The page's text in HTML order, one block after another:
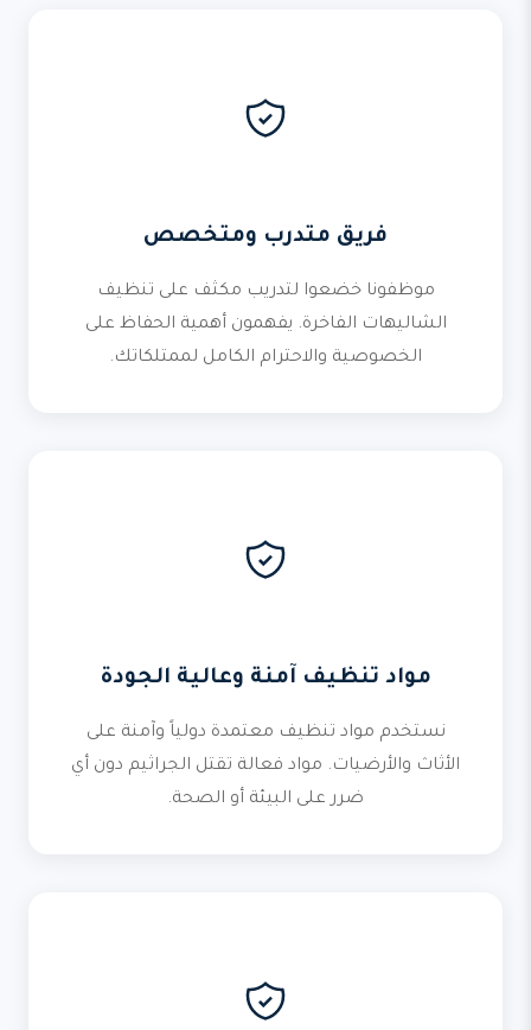
فريق متدرب ومتخصص
موظفونا خضعوا لتدريب مكثف على تنظيف
الشاليهات الفاخرة. يفهمون أهمية الحفاظ على
الخصوصية والاحترام الكامل لممتلكاتك.
مواد تنظيف آمنة وعالية الجودة
نستخدم مواد تنظيف معتمدة دولياً وآمنة على
الأثاث والأرضيات. مواد فعالة تقتل الجراثيم دون أي
ضرر على البيئة أو الصحة.